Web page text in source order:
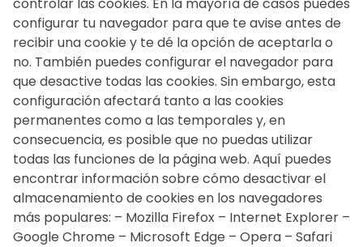
configurar tu navegador para que te avise antes de
recibir una cookie y te dé la opción de aceptarla o
no. También puedes configurar el navegador para
que desactive todas las cookies. Sin embargo, esta
configuración afectará tanto a las cookies
permanentes como a las temporales y, en
consecuencia, es posible que no puedas utilizar
todas las funciones de la página web. Aquí puedes
encontrar información sobre cómo desactivar el
almacenamiento de cookies en los navegadores
más populares: – Mozilla Firefox – Internet Explorer –
Google Chrome – Microsoft Edge – Opera – Safari